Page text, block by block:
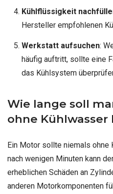
Kühlflüssigkeit
Hersteller empfohlenen
Werkstatt aufsuchen:
häufig auftritt, sollte eine
das Kühlsystem
Wie lange soll
ohne Kühlwasser
Ein Motor sollte niemals ohne
nach wenigen Minuten kann
erheblichen Schäden an
anderen Motorkomponenten